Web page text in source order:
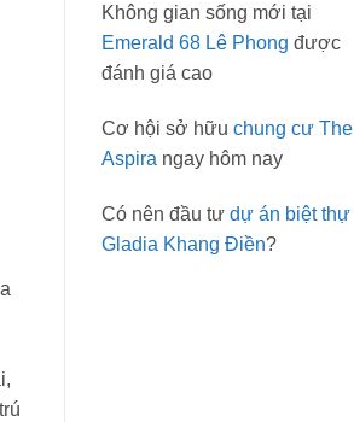
Không gian sống mới tại
Emerald 68 Lê Phong được
đánh giá cao
Cơ hội sở hữu chung cư The
Aspira ngay hôm nay
Có nên đầu tư dự án biệt thự
Gladia Khang Điền?